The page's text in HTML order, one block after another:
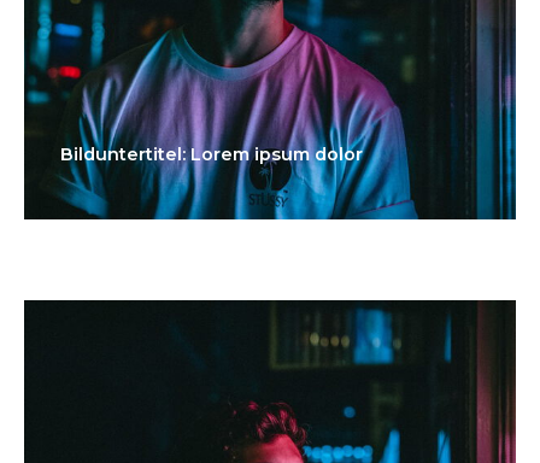
Bilduntertitel: Lorem ipsum dolor